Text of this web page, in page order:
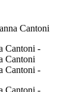
Cantoni